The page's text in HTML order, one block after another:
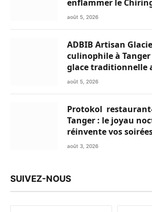
enflammer le
Club
août 5, 2026
ADBIB Artisan
culinophile à
glace traditionnelle
premières de choix
août 5, 2026
Protokol
Tanger : le joyau
réinvente vos
août 3, 2026
SUIVEZ-NOUS